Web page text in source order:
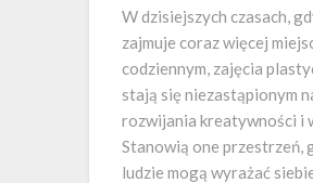
W dzisiejszych czasach,
zajmuje coraz więcej
codziennym, zajęcia
stają się niezastąpionym
rozwijania kreatywności i
Stanowią one przestrzeń,
ludzie mogą wyrażać